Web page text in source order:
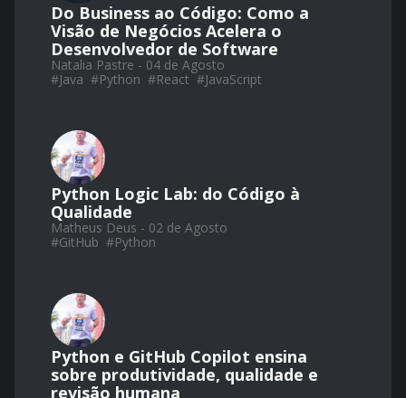
Do Business ao Código: Como a
Visão de Negócios Acelera o
Desenvolvedor de Software
Natalia Pastre - 04 de Agosto
#Java #Python #React #JavaScript
Python Logic Lab: do Código à
Qualidade
Matheus Deus - 02 de Agosto
#GitHub #Python
Python e GitHub Copilot ensina
sobre produtividade, qualidade e
revisão humana